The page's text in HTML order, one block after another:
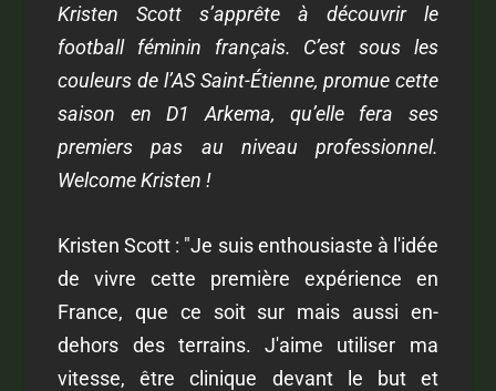
Kristen Scott s’apprête à découvrir le
football féminin français. C’est sous les
couleurs de l’AS Saint-Étienne, promue cette
saison en D1 Arkema, qu’elle fera ses
premiers pas au niveau professionnel.
Welcome Kristen !
Kristen Scott : "Je suis enthousiaste à l'idée
de vivre cette première expérience en
France, que ce soit sur mais aussi en-
dehors des terrains. J'aime utiliser ma
vitesse, être clinique devant le but et